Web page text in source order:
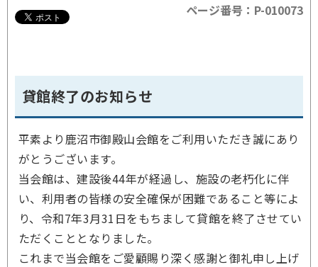
ページ番号：P-010073
貸館終了のお知らせ
平素より鹿沼市御殿山会館をご利用いただき誠にあり
がとうございます。
当会館は、建設後44年が経過し、施設の老朽化に伴
い、利用者の皆様の安全確保が困難であること等によ
り、令和7年3月31日をもちまして貸館を終了させてい
ただくこととなりました。
これまで当会館をご愛顧賜り深く感謝と御礼申し上げ